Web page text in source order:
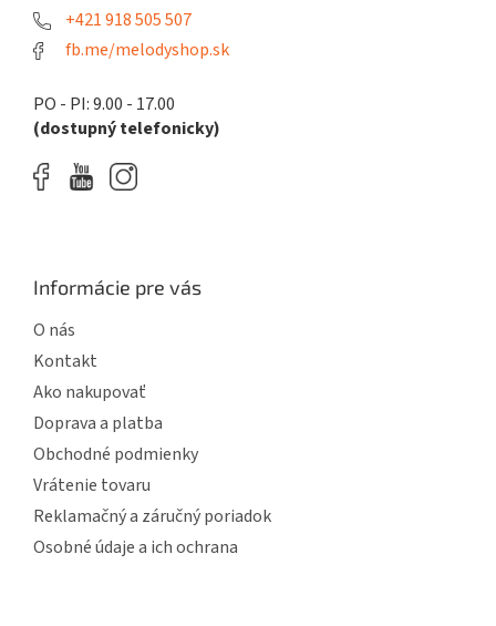
+421 918 505 507
fb.me/melodyshop.sk
PO - PI: 9.00 - 17.00
(dostupný telefonicky)
Informácie pre vás
O nás
Kontakt
Ako nakupovať
Doprava a platba
Obchodné podmienky
Vrátenie tovaru
Reklamačný a záručný poriadok
Osobné údaje a ich ochrana